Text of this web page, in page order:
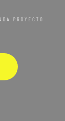
PROYECTO